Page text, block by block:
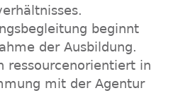
beginnt
der Ausbildung.
ressourcenorientiert in
mit der Agentur